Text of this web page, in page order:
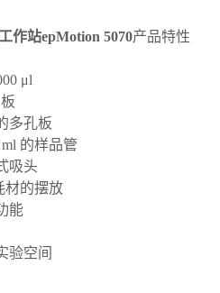
作站epMotion 5070产品特性
μl
多孔板
的样品管
吸头
材的摆放
能
验空间